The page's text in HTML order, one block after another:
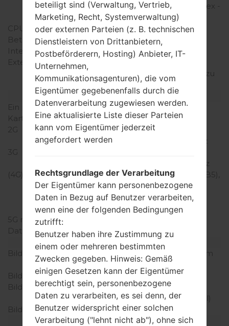
A15/1300MHz ARM Cortex -
A7
CPU-Kerne
Octa-core
Betriebsgedächtnis
3GB
Interner Speicher
16/32GB
Externer Speicher
microSD, microSDHC,
TransFlash, microSDXC zu
128 GB
Netzwerk und Daten
Ein paar Plätze für SIM-
Karten
Mikro-SIM
2G
GSM
850/900/1800/1900MHz
3G
850/1700/1900/2100MHz
(4G) LTE
LTE 700 (B17), LTE 850 (B5),
LTE 1700/2100 (B4), LTE
1900 (B2), LTE 2100 (B1),
LTE 2600 (B7)
5G network
Daten
GPRS/EDGE
Anzeige
Bildschirmgröße
10.5 Zoll (~73% Bildschirm
zu Körper Verhältnis)
Bildschirmtyp
Super AMOLED
Bildschirmerweiterung
2560 x 1600 Pixel (~287
Dichte der Pixel pro Zoll)
Bildschirmfarben
16M Farben
Batterie und Tastatur
beteiligt sind (Verwaltung, Vertrieb,
Marketing, Recht, Systemverwaltung)
oder externen Parteien (z. B. technischen
Dienstleistern von Drittanbietern,
Postbeförderern, Hosting) Anbieter, IT-
Unternehmen,
Kommunikationsagenturen), die vom
Eigentümer gegebenenfalls durch die
Datenverarbeitung zugewiesen werden.
Eine aktualisierte Liste dieser Parteien
kann vom Eigentümer jederzeit
angefordert werden
Rechtsgrundlage der Verarbeitung
Der Eigentümer kann personenbezogene
Daten in Bezug auf Benutzer verarbeiten,
wenn eine der folgenden Bedingungen
zutrifft:
Benutzer haben ihre Zustimmung zu
einem oder mehreren bestimmten
Zwecken gegeben. Hinweis: Gemäß
einigen Gesetzen kann der Eigentümer
berechtigt sein, personenbezogene
Daten zu verarbeiten, es sei denn, der
Benutzer widerspricht einer solchen
Verarbeitung ("lehnt nicht ab"), ohne sich